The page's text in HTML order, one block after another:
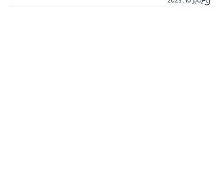
يناير 10, 2023